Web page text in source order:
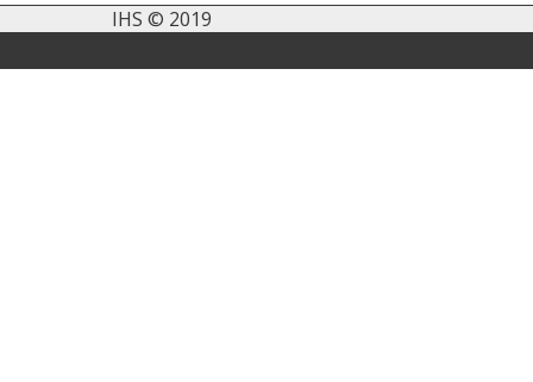
IHS © 2019